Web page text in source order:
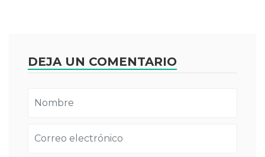
DEJA UN COMENTARIO